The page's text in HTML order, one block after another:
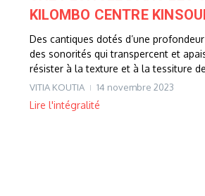
KILOMBO CENTRE
Des cantiques dotés d’une
des sonorités qui transpercent et
résister à la texture et à la tessiture
VITIA KOUTIA 14 novembre 2023
Lire l'intégralité